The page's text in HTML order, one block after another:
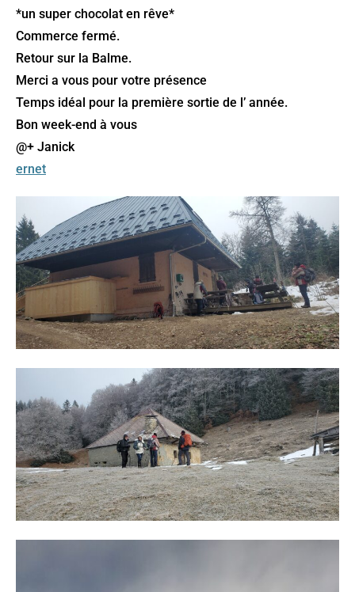
*un super chocolat en rêve*
Commerce fermé.
Retour sur la Balme.
Merci a vous pour votre présence
Temps idéal pour la première sortie de l’ année.
Bon week-end à vous
@+ Janick
ernet